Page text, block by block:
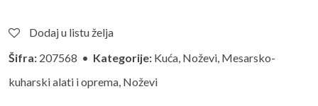
Dodaj u listu želja
Šifra: 207568 • Kategorije: Kuća, Noževi, Mesarsko-
kuharski alati i oprema, Noževi